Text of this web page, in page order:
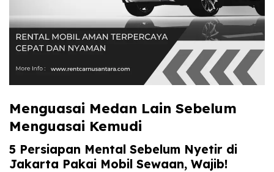
Menguasai Medan Lain Sebelum
Menguasai Kemudi
5 Persiapan Mental Sebelum Nyetir di
Jakarta Pakai Mobil Sewaan, Wajib!